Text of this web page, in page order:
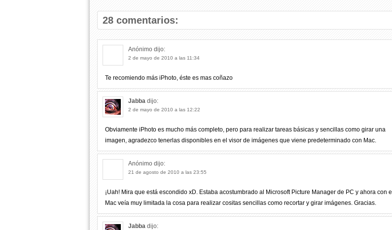
28 comentarios:
Anónimo dijo:
2 de mayo de 2010 a las 11:34
Te recomiendo más iPhoto, éste es mas coñazo
Jabba dijo:
2 de mayo de 2010 a las 12:22
Obviamente iPhoto es mucho más completo, pero para realizar tareas básicas y sencillas como girar una
imagen, agradezco tenerlas disponibles en el visor de imágenes que viene predeterminado con Mac.
Anónimo dijo:
21 de agosto de 2010 a las 23:55
¡Uah! Mira que está escondido xD. Estaba acostumbrado al Microsoft Picture Manager de PC y ahora con el
Mac veía muy limitada la cosa para realizar cositas sencillas como recortar y girar imágenes. Gracias.
Jabba dijo: